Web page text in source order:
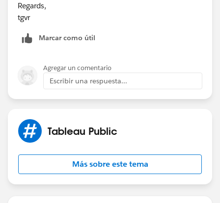
Regards,
tgvr
Marcar como útil
Agregar un comentario
Escribir una respuesta...
Tableau Public
Más sobre este tema